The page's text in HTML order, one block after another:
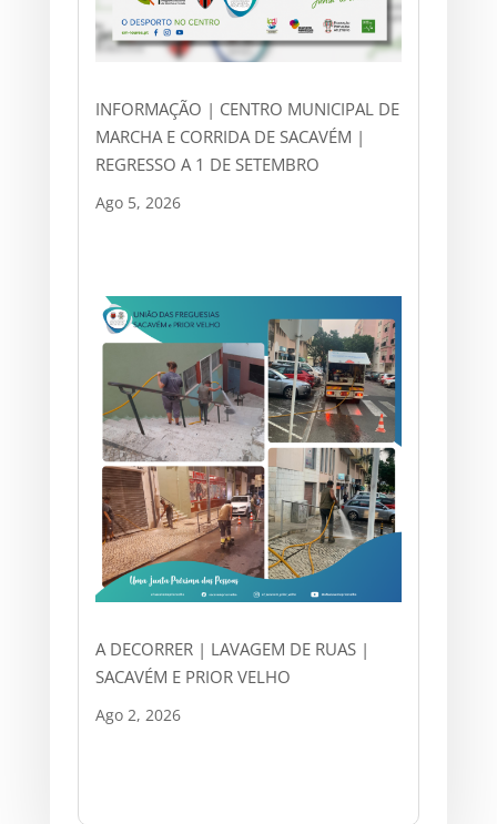
INFORMAÇÃO | CENTRO MUNICIPAL DE
MARCHA E CORRIDA DE SACAVÉM |
REGRESSO A 1 DE SETEMBRO
Ago 5, 2026
A DECORRER | LAVAGEM DE RUAS |
SACAVÉM E PRIOR VELHO
Ago 2, 2026